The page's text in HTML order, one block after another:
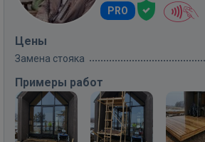
PRO
Цены
Замена стояка
Примеры работ